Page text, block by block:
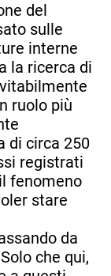
del
sulle
interne
la ricerca di
ruolo più
di circa 250
registrati
fenomeno
stare
da
che qui,